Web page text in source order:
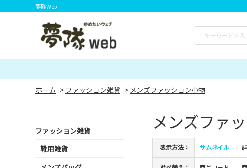
夢隊Web
ホーム > ファッション雑貨 > メンズファッション小物
ファッション雑貨
靴用雑貨
メンズファ
表示方法： サムネイル